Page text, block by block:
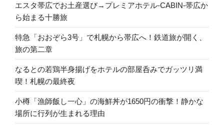
エスタ帯広でお土産選び→プレミアホテル-CABIN-帯広か
ら始まる十勝旅
特急「おおぞら3号」で札幌から帯広へ！鉄道旅が開く、
旅の第二章
なるとの若鶏半身揚げをホテルの部屋呑みでガッツリ満
喫！札幌の最終夜
小樽「漁師飯し一心」の海鮮丼が1650円の衝撃！静かな
場所に行列が生まれる理由